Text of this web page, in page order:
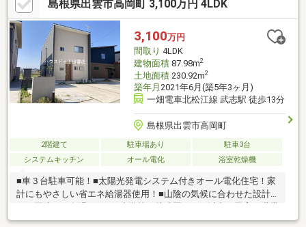
島根県出雲市高岡町 3,100万円 4LDK
3,100万円
間取り 4LDK
建物面積87.98m2
土地面積230.92m2
築年月 2021年6月(築5年3ヶ月)
一畑電車北松江線 武志駅 徒歩13分
島根県出雲市高岡町
2階建て 駐車場あり
駐車3台
システムキッチン
オール電化 浴室乾燥機
■車３台駐車可能！■太陽光発電システム付きオール電化住宅！家
計にもやさしい省エネ給湯器使用！■山陰の気候に合わせた設計
におすすめの立地！■ドラッグストア・書店・銀行が1km以内にあ